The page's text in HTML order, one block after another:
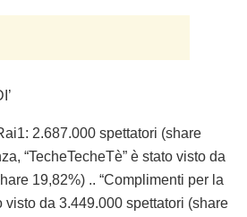
2.687.000 spettatori (share
“TecheTecheTè” è stato visto da
19,82%) .. “Complimenti per la
visto da 3.449.000 spettatori (share